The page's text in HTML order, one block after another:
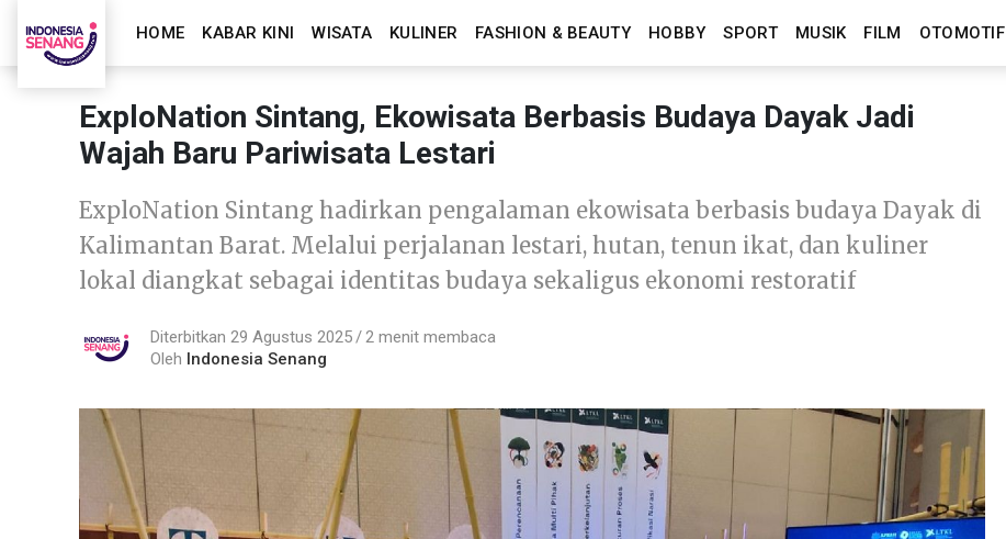
HOME KABAR KINI WISATA KULINER FASHION & BEAUTY HOBBY SPORT MUSIK FILM OTOMOTIF
ExploNation Sintang, Ekowisata Berbasis Budaya Dayak Jadi
Wajah Baru Pariwisata Lestari
ExploNation Sintang hadirkan pengalaman ekowisata berbasis budaya Dayak di
Kalimantan Barat. Melalui perjalanan lestari, hutan, tenun ikat, dan kuliner
lokal diangkat sebagai identitas budaya sekaligus ekonomi restoratif
Diterbitkan 29 Agustus 2025
2 menit membaca
Oleh Indonesia Senang